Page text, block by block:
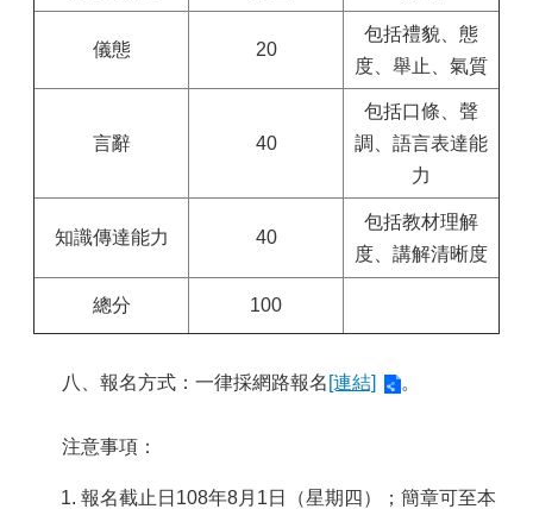
儀態 20
包括禮貌、態
度、舉止、氣質
言辭 40
包括口條、聲
調、語言表達能
力
知識傳達能力 40
包括教材理解
度、講解清晰度
總分 100
八、報名方式：一律採網路報名 [連結] 。
注意事項：
報名截止日108年8月1日（星期四）；簡章可至本